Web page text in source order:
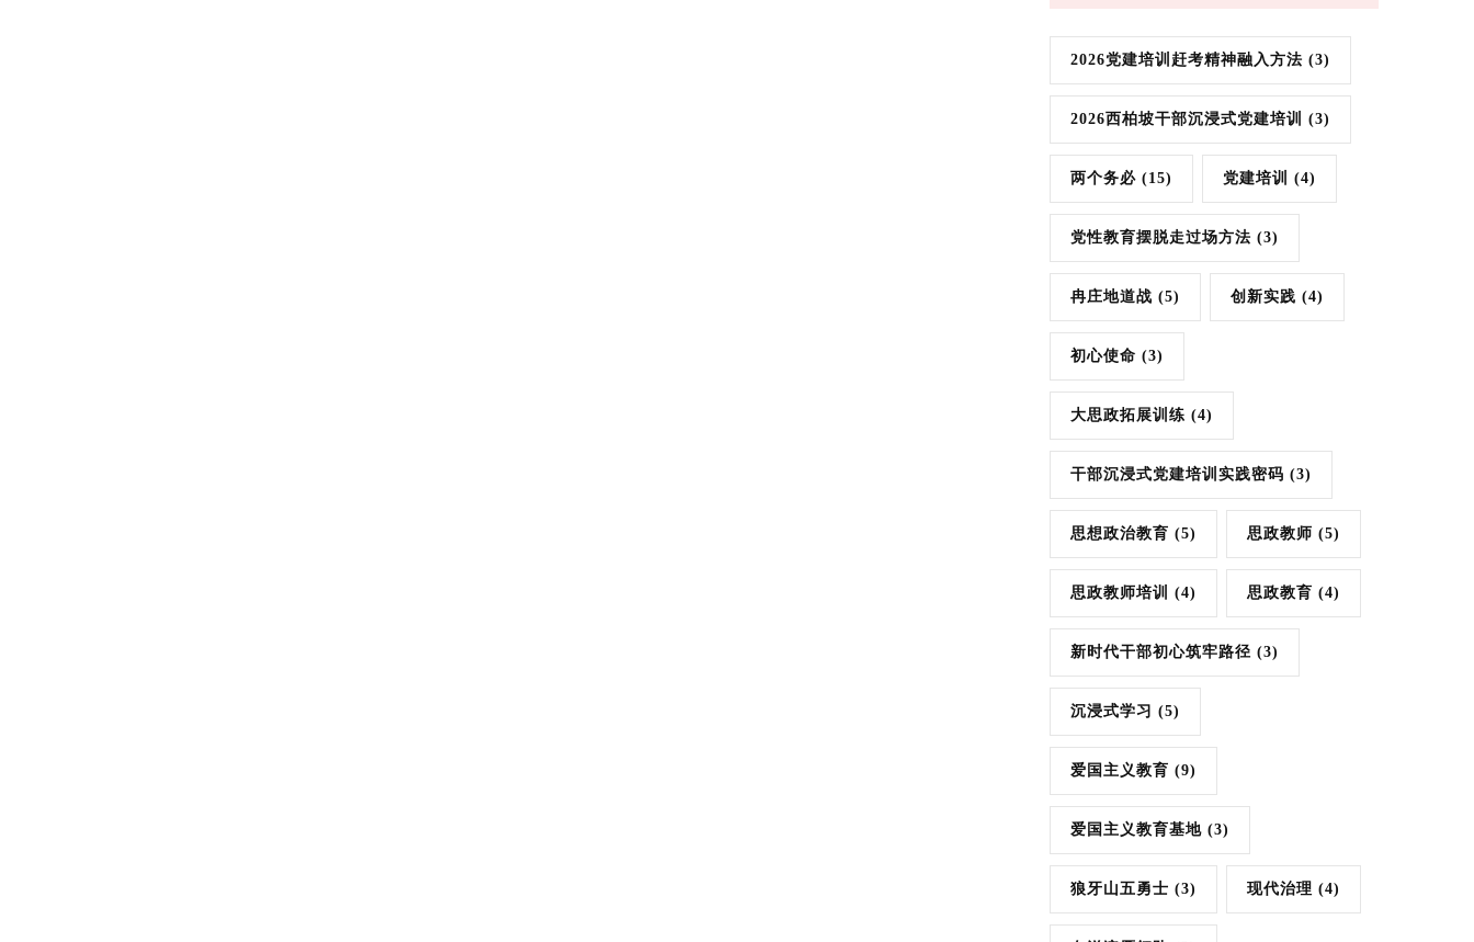
2026党建培训赶考精神融入方法 (3)
2026西柏坡干部沉浸式党建培训 (3)
两个务必 (15) 党建培训 (4)
党性教育摆脱走过场方法 (3)
冉庄地道战 (5) 创新实践 (4)
初心使命 (3)
大思政拓展训练 (4)
干部沉浸式党建培训实践密码 (3)
思想政治教育 (5) 思政教师 (5)
思政教师培训 (4) 思政教育 (4)
新时代干部初心筑牢路径 (3)
沉浸式学习 (5)
爱国主义教育 (9)
爱国主义教育基地 (3)
狼牙山五勇士 (3) 现代治理 (4)